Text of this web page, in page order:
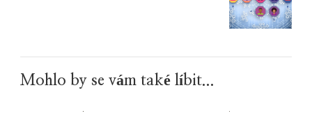
Mohlo by se vám také líbit...